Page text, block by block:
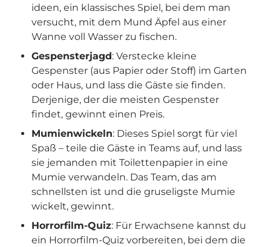
ideen, ein klassisches Spiel, bei dem man
versucht, mit dem Mund Äpfel aus einer
Wanne voll Wasser zu fischen.
Gespensterjagd: Verstecke kleine
Gespenster (aus Papier oder Stoff) im Garten
oder Haus, und lass die Gäste sie finden.
Derjenige, der die meisten Gespenster
findet, gewinnt einen Preis.
Mumienwickeln: Dieses Spiel sorgt für viel
Spaß – teile die Gäste in Teams auf, und lass
sie jemanden mit Toilettenpapier in eine
Mumie verwandeln. Das Team, das am
schnellsten ist und die gruseligste Mumie
wickelt, gewinnt.
Horrorfilm-Quiz: Für Erwachsene kannst du
ein Horrorfilm-Quiz vorbereiten, bei dem die